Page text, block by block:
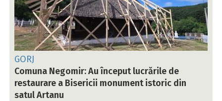
GORJ
Comuna Negomir: Au început lucrările de
restaurare a Bisericii monument istoric din
satul Artanu